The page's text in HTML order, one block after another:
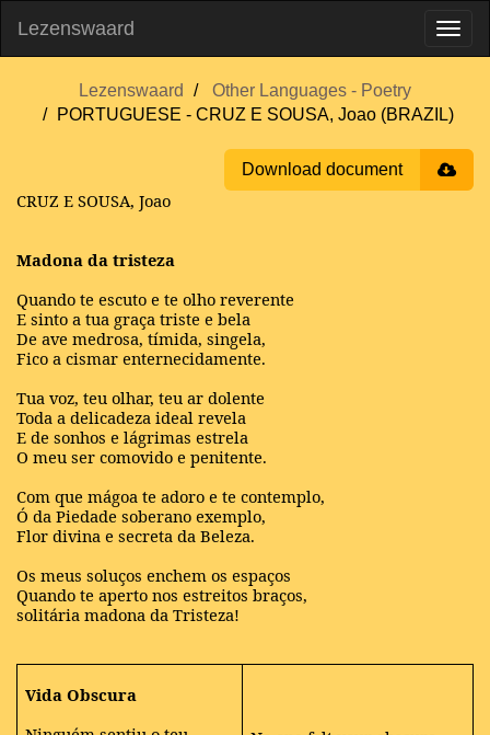
Lezenswaard
Lezenswaard
Other Languages - Poetry
PORTUGUESE - CRUZ E SOUSA, Joao (BRAZIL)
Download document
CRUZ E SOUSA, Joao
Madona da tristeza
Quando te escuto e te olho reverente
E sinto a tua graça triste e bela
De ave medrosa, tímida, singela,
Fico a cismar enternecidamente.
Tua voz, teu olhar, teu ar dolente
Toda a delicadeza ideal revela
E de sonhos e lágrimas estrela
O meu ser comovido e penitente.
Com que mágoa te adoro e te contemplo,
Ó da Piedade soberano exemplo,
Flor divina e secreta da Beleza.
Os meus soluços enchem os espaços
Quando te aperto nos estreitos braços,
solitária madona da Tristeza!
Vida Obscura